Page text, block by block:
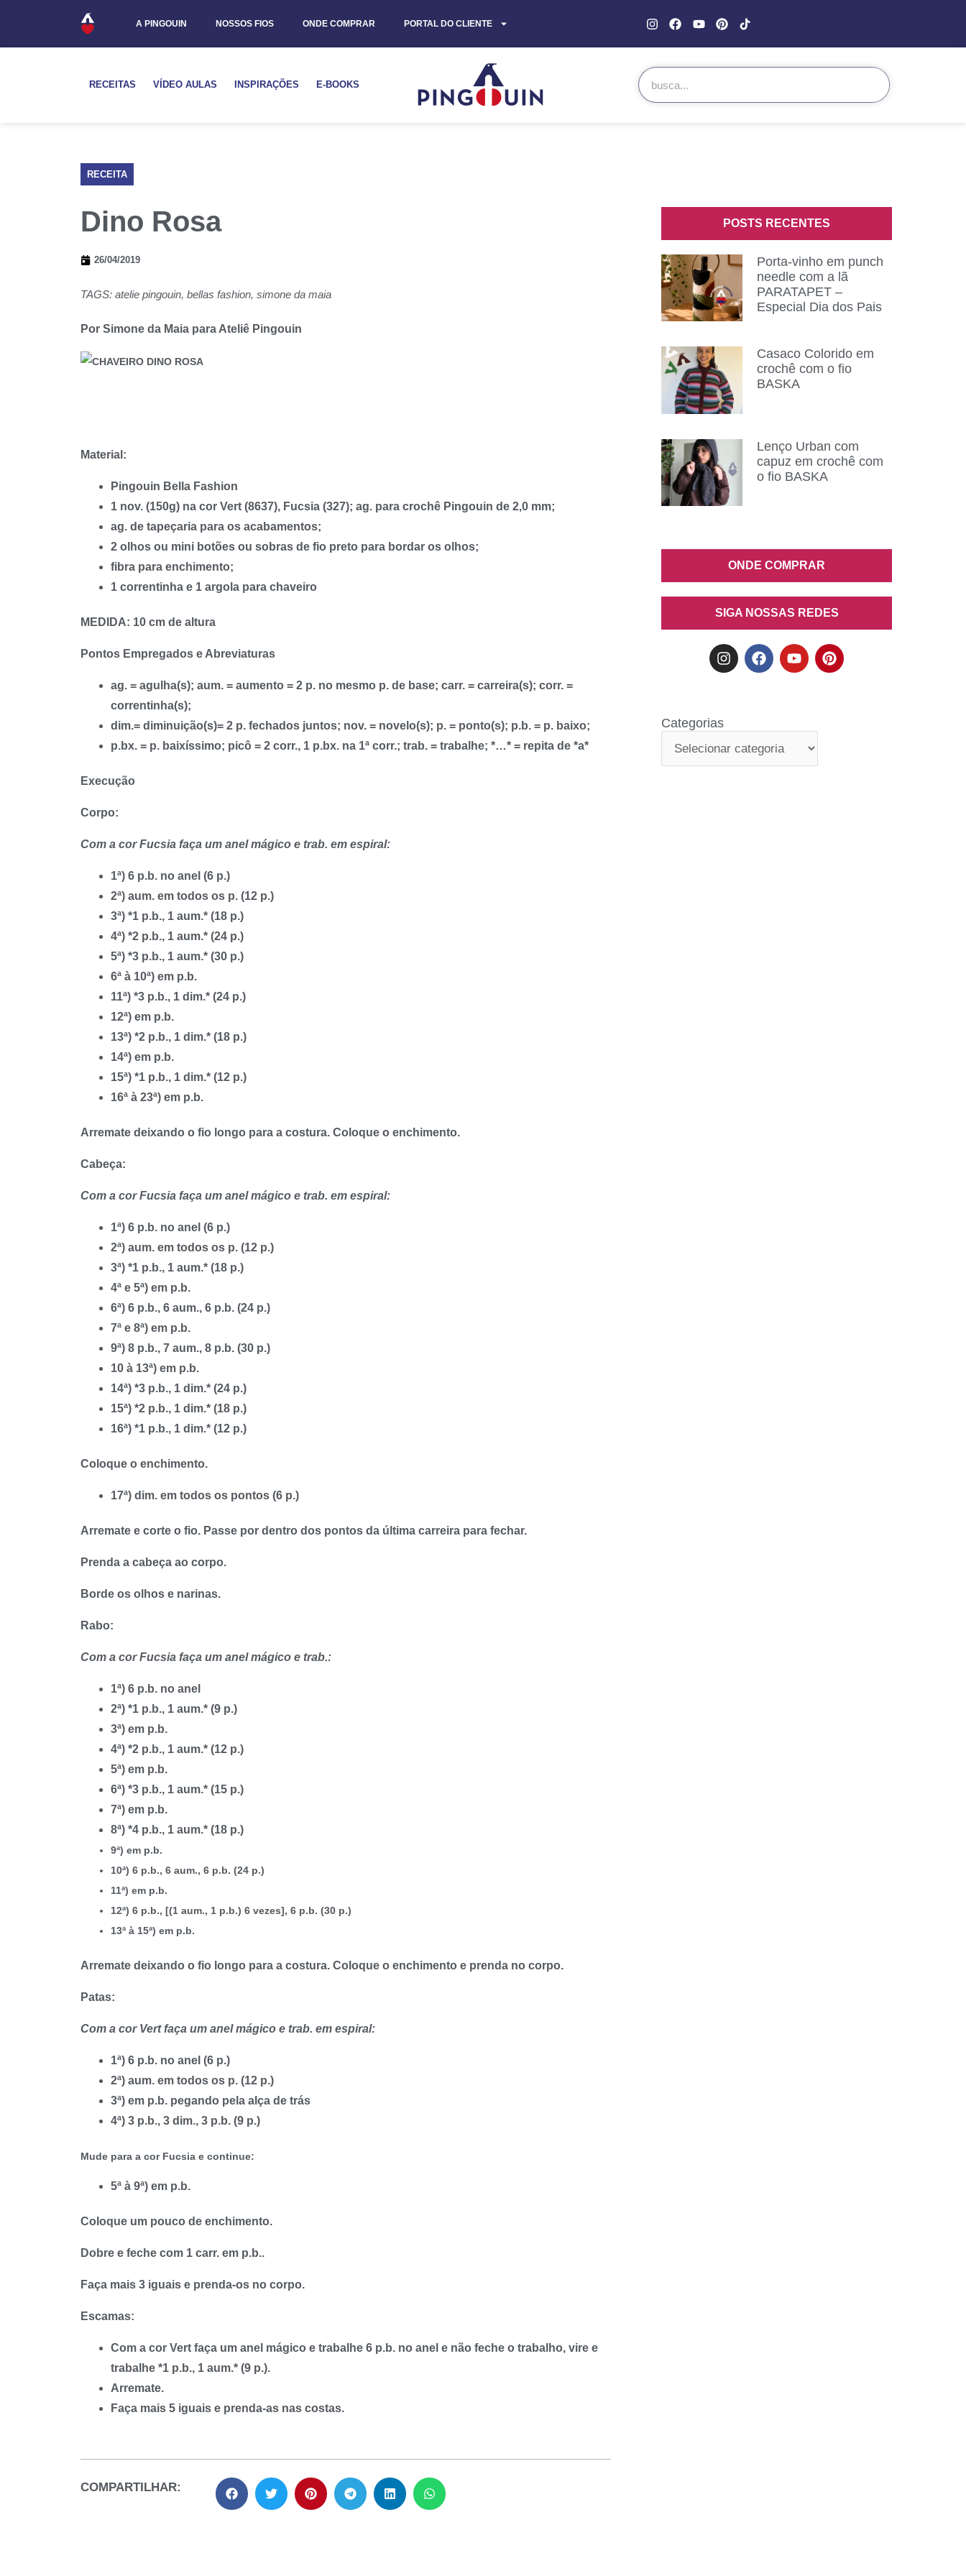
A PINGOUIN NOSSOS FIOS ONDE COMPRAR PORTAL DO CLIENTE
RECEITAS VÍDEO AULAS INSPIRAÇÕES E-BOOKS
RECEITA
Dino Rosa
26/04/2019
TAGS: atelie pingouin, bellas fashion, simone da maia
Por Simone da Maia para Ateliê Pingouin
Material:
Pingouin Bella Fashion
1 nov. (150g) na cor Vert (8637), Fucsia (327); ag. para crochê Pingouin de 2,0 mm;
ag. de tapeçaria para os acabamentos;
2 olhos ou mini botões ou sobras de fio preto para bordar os olhos;
fibra para enchimento;
1 correntinha e 1 argola para chaveiro
MEDIDA: 10 cm de altura
Pontos Empregados e Abreviaturas
ag. = agulha(s); aum. = aumento = 2 p. no mesmo p. de base; carr. = carreira(s); corr. =
correntinha(s);
dim.= diminuição(s)= 2 p. fechados juntos; nov. = novelo(s); p. = ponto(s); p.b. = p. baixo;
p.bx. = p. baixíssimo; picô = 2 corr., 1 p.bx. na 1ª corr.; trab. = trabalhe; *…* = repita de *a*
Execução
Corpo:
Com a cor Fucsia faça um anel mágico e trab. em espiral:
1ª) 6 p.b. no anel (6 p.)
2ª) aum. em todos os p. (12 p.)
3ª) *1 p.b., 1 aum.* (18 p.)
4ª) *2 p.b., 1 aum.* (24 p.)
5ª) *3 p.b., 1 aum.* (30 p.)
6ª à 10ª) em p.b.
11ª) *3 p.b., 1 dim.* (24 p.)
12ª) em p.b.
13ª) *2 p.b., 1 dim.* (18 p.)
14ª) em p.b.
15ª) *1 p.b., 1 dim.* (12 p.)
16ª à 23ª) em p.b.
Arremate deixando o fio longo para a costura. Coloque o enchimento.
Cabeça:
Com a cor Fucsia faça um anel mágico e trab. em espiral:
1ª) 6 p.b. no anel (6 p.)
2ª) aum. em todos os p. (12 p.)
3ª) *1 p.b., 1 aum.* (18 p.)
4ª e 5ª) em p.b.
6ª) 6 p.b., 6 aum., 6 p.b. (24 p.)
7ª e 8ª) em p.b.
9ª) 8 p.b., 7 aum., 8 p.b. (30 p.)
10 à 13ª) em p.b.
14ª) *3 p.b., 1 dim.* (24 p.)
15ª) *2 p.b., 1 dim.* (18 p.)
16ª) *1 p.b., 1 dim.* (12 p.)
Coloque o enchimento.
17ª) dim. em todos os pontos (6 p.)
Arremate e corte o fio. Passe por dentro dos pontos da última carreira para fechar.
Prenda a cabeça ao corpo.
Borde os olhos e narinas.
Rabo:
Com a cor Fucsia faça um anel mágico e trab.:
1ª) 6 p.b. no anel
2ª) *1 p.b., 1 aum.* (9 p.)
3ª) em p.b.
4ª) *2 p.b., 1 aum.* (12 p.)
5ª) em p.b.
6ª) *3 p.b., 1 aum.* (15 p.)
7ª) em p.b.
8ª) *4 p.b., 1 aum.* (18 p.)
9ª) em p.b.
10ª) 6 p.b., 6 aum., 6 p.b. (24 p.)
11ª) em p.b.
12ª) 6 p.b., [(1 aum., 1 p.b.) 6 vezes], 6 p.b. (30 p.)
13ª à 15ª) em p.b.
Arremate deixando o fio longo para a costura. Coloque o enchimento e prenda no corpo.
Patas:
Com a cor Vert faça um anel mágico e trab. em espiral:
1ª) 6 p.b. no anel (6 p.)
2ª) aum. em todos os p. (12 p.)
3ª) em p.b. pegando pela alça de trás
4ª) 3 p.b., 3 dim., 3 p.b. (9 p.)
Mude para a cor Fucsia e continue:
5ª à 9ª) em p.b.
Coloque um pouco de enchimento.
Dobre e feche com 1 carr. em p.b..
Faça mais 3 iguais e prenda-os no corpo.
Escamas:
Com a cor Vert faça um anel mágico e trabalhe 6 p.b. no anel e não feche o trabalho, vire e
trabalhe *1 p.b., 1 aum.* (9 p.).
Arremate.
Faça mais 5 iguais e prenda-as nas costas.
POSTS RECENTES
Porta-vinho em punch
needle com a lã
PARATAPET –
Especial Dia dos Pais
Casaco Colorido em
crochê com o fio
BASKA
Lenço Urban com
capuz em crochê com
o fio BASKA
ONDE COMPRAR
SIGA NOSSAS REDES
Categorias
COMPARTILHAR: